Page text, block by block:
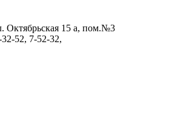
Октябрьская 15 а, пом.№3
52, 7-52-32,